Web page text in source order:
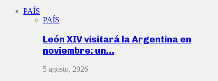
PAÍS
PAÍS
León XIV visitará la Argentina en
noviembre: un…
5 agosto, 2026